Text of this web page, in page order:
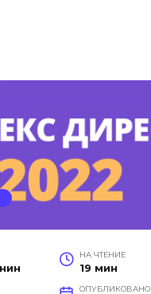
НА ЧТЕНИЕ
19 мин
ОПУБЛИКОВАНО